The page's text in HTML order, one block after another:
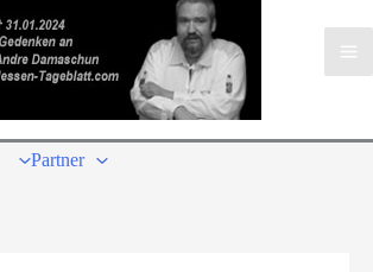
Partner